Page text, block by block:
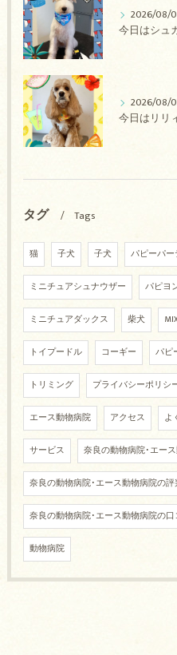
2026/08/
2026/08/
タグ Tags
猫 子犬 子犬 パピーパー
ミニチュアシュナウザー パピヨ
ミニチュアダックス 柴犬
トイプードル コーギー パピ
トリミング プライバシーポリシ
エース動物病院 アクセス よ
サービス 奈良の動物病院･エー
奈良の動物病院･エース動物病院の評
奈良の動物病院･エース動物病院の
動物病院